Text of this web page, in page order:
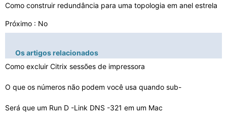
Como construir redundância para uma topologia em anel estrela
Próximo : No
Os artigos relacionados
Como excluir Citrix sessões de impressora
O que os números não podem você usa quando sub-
Será que um Run D -Link DNS -321 em um Mac